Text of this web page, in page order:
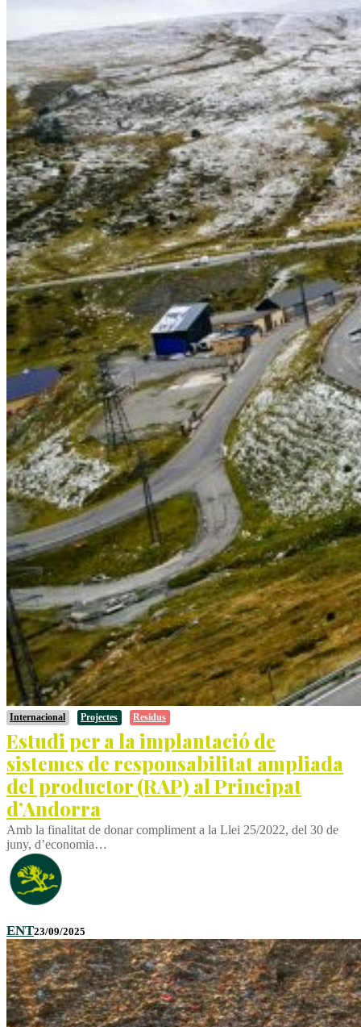
Internacional Projectes Residus
Estudi per a la implantació de
sistemes de responsabilitat ampliada
del productor (RAP) al Principat
d’Andorra
Amb la finalitat de donar compliment a la Llei 25/2022, del 30 de
juny, d’economia…
ENT23/09/2025